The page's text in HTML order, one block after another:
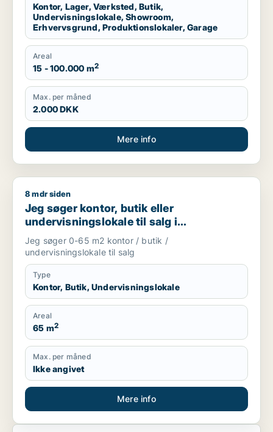
Kontor, Lager, Værksted, Butik,
Undervisningslokale, Showroom,
Erhvervsgrund, Produktionslokaler, Garage
Areal
15 - 100.000 m2
Max. per måned
2.000 DKK
Mere info
Jeg søger kontor, butik eller undervisningslokale til salg i
8 mdr siden
Jeg søger kontor, butik eller
undervisningslokale til salg i
Storkøbenhavn, Nordsjælland eller Fyn
m.fl.
Jeg søger 0-65 m2 kontor / butik /
undervisningslokale til salg
Type
Kontor, Butik, Undervisningslokale
Areal
65 m2
Max. per måned
Ikke angivet
Mere info